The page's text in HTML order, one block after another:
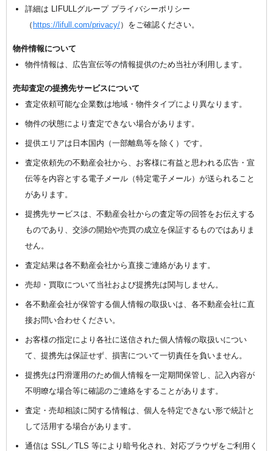
詳細は LIFULLグループ プライバシーポリシー
（ https://lifull.com/privacy/）をご確認ください。
物件情報について
物件情報は、広告宣伝等の情報提供のため当社が利用します。
売却査定の提携先サービスについて
査定依頼可能な企業数は地域・物件タイプにより異なります。
物件の状態により査定できない場合があります。
提供エリアは日本国内（一部離島等を除く）です。
査定依頼先の不動産会社から、お客様に有益と思われる広告・宣
伝等を内容とする電子メール（特定電子メール）が送られること
があります。
提携先サービスは、不動産会社からの査定等の回答をお伝えする
ものであり、交渉の開始や売買の成立を保証するものではありま
せん。
査定結果は各不動産会社から直接ご連絡があります。
売却・買取について当社および提携先は関与しません。
各不動産会社が保管する個人情報の取扱いは、各不動産会社に直
接お問い合わせください。
お客様の指定により各社に送信された個人情報の取扱いについ
て、提携先は保証せず、損害について一切責任を負いません。
提携先は円滑運用のため個人情報を一定期間保管し、記入内容が
不明瞭な場合等に確認のご連絡をすることがあります。
査定・売却相談に関する情報は、個人を特定できない形で統計と
して活用する場合があります。
通信は SSL／TLS 等により暗号化され、対応ブラウザをご利用く